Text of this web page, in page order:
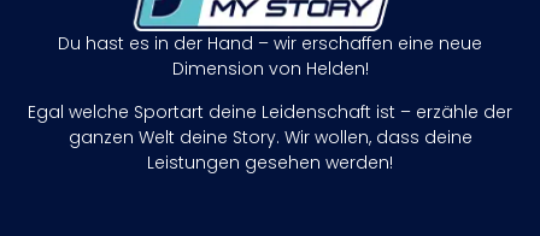
Du hast es in der Hand – wir erschaffen eine neue
Dimension von Helden!
Egal welche Sportart deine Leidenschaft ist – erzähle der
ganzen Welt deine Story. Wir wollen, dass deine
Leistungen gesehen werden!